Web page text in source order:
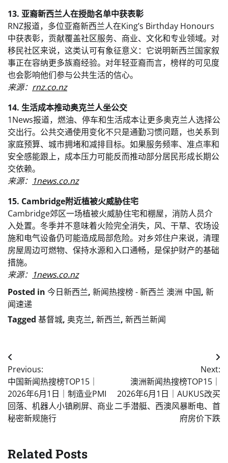
13. 亚裔新西兰人在授勋名单中获表彰
RNZ报道，多位亚裔新西兰人在King’s Birthday Honours
中获表彰，贡献覆盖社区服务、商业、文化和专业领域。对
移民社区来说，这类认可有象征意义：它说明新西兰国家叙
事正在容纳更多族裔经验。对年轻亚裔而言，榜样的可见度
也会影响他们参与公共生活的信心。
来源： rnz.co.nz
14. 生活成本推动奥克兰人坐公交
1News报道，燃油、停车和生活成本让更多奥克兰人选择公
交出行。公共交通使用变化不只是通勤习惯问题，也关系到
家庭预算、城市拥堵和减排目标。如果服务频率、准点率和
安全感能跟上，成本压力可能反而推动部分居民形成长期公
交依赖。
来源： 1news.co.nz
15. Cambridge附近植被火威胁住宅
Cambridge郊区一场植被火威胁住宅和棚屋，消防人员介
入处置。冬季并不意味着火险完全消失，风、干草、农场设
施和电气设备仍可能造成局部危险。对乡郊住户来说，清理
房屋周边可燃物、保持水源和入口通畅，是保护财产的基础
措施。
来源： 1news.co.nz
Posted in 今日新西兰, 新闻热搜榜 - 新西兰 澳洲 中国, 新
闻速递
Tagged 基督城, 奥克兰, 新西兰, 新西兰新闻
Post
navigation
Previous:
中国新闻热搜榜TOP15｜
2026年6月1日｜制造业PMI
回落、机器人小镇刷屏、商业
秘密新规施行
Next:
澳洲新闻热搜榜TOP15｜
2026年6月1日｜AUKUS改买
二手潜艇、西澳风暴断电、首
府房价下跌
Related Posts